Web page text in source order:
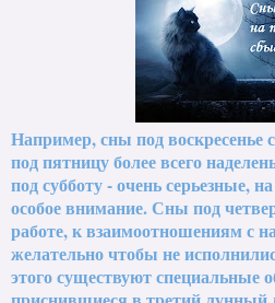
Например, сны под
под пятницу более всего
под субботу - очень серьезные,
особое внимание. Сны под
работе, к взаимоотношениям с
желательно чтобы не
этого существуют специальные